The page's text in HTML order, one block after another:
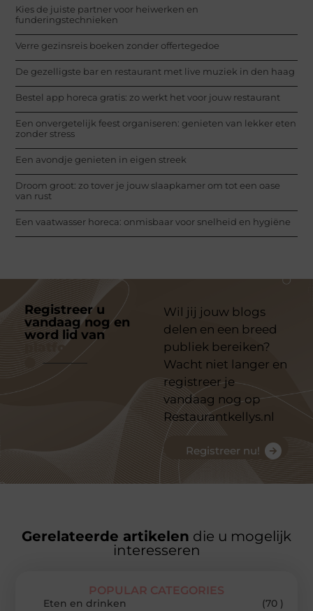
Kies de juiste partner voor heiwerken en
funderingstechnieken
Verre gezinsreis boeken zonder offertegedoe
De gezelligste bar en restaurant met live muziek in den haag
Bestel app horeca gratis: zo werkt het voor jouw restaurant
Een onvergetelijk feest organiseren: genieten van lekker eten
zonder stress
Een avondje genieten in eigen streek
Droom groot: zo tover je jouw slaapkamer om tot een oase
van rust
Een vaatwasser horeca: onmisbaar voor snelheid en hygiëne
Registreer u
vandaag nog en
word lid van
platform
Wil jij jouw blogs
delen en een breed
publiek bereiken?
Wacht niet langer en
registreer je
vandaag nog op
Restaurantkellys.nl
Registreer nu!
Gerelateerde artikelen die u mogelijk
interesseren
POPULAR CATEGORIES
Eten en drinken
(70 )